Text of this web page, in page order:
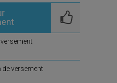
de versement